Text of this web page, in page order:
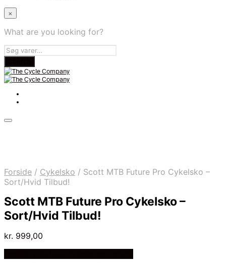
×
What are you looking for?
Forside / Cykelsko / Scott MTB Future Pro Cykelsko –
Sort/Hvid Tilbud!
Scott MTB Future Pro Cykelsko –
Sort/Hvid Tilbud!
kr. 999,00